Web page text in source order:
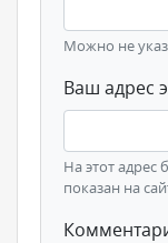
Можно не
Ваш адрес
На этот адрес
показан на